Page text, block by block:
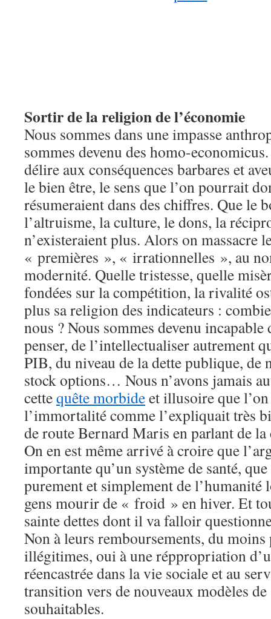
Sortir de la religion de l’économie
Nous sommes dans une impasse
sommes devenu des homo-
délire aux conséquences barbares et
le bien être, le sens que l’on pourrait
résumeraient dans des chiffres. Que le
l’altruisme, la culture, le dons, la
n’existeraient plus. Alors on massacre
« premières », « irrationnelles », au
modernité. Quelle tristesse, quelle
fondées sur la compétition, la rivalité
plus sa religion des indicateurs :
nous ? Nous sommes devenu
penser, de l’intellectualiser autrement
PIB, du niveau de la dette publique, de
stock options… Nous n’avons jamais
cettequête morbideet illusoire que
l’immortalité comme l’expliquait très
de route Bernard Maris en parlant de
On en est même arrivé à croire que
importante qu’un système de santé,
purement et simplement de l’humanité
gens mourir de « froid » en hiver. Et
sainte dettes dont il va falloir
Non à leurs remboursements, du
illégitimes, oui à une réppropriation
réencastrée dans la vie sociale et au
transition vers de nouveaux modèles de
souhaitables.